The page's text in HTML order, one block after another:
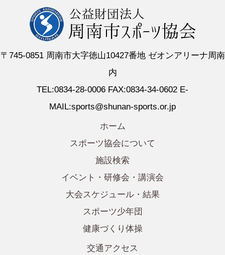
〒745-0851 周南市大字徳山10427番地 ゼオンアリーナ周南
内
TEL:0834-28-0006 FAX:0834-34-0602 E-
MAIL:sports@shunan-sports.or.jp
ホーム
スポーツ協会について
施設検索
イベント・研修会・講演会
大会スケジュール・結果
スポーツ少年団
健康づくり体操
交通アクセス